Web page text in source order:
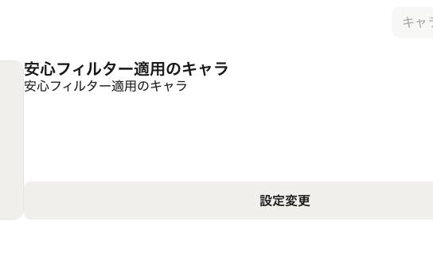
安心フィルター適用のキャラ
安心フィルター適用のキャラ
設定変更